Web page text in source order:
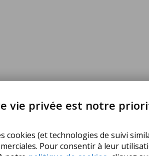
vie privée est notre
(et technologies de suivi
Pour consentir à leur
donnant sur un couloir de lumière.